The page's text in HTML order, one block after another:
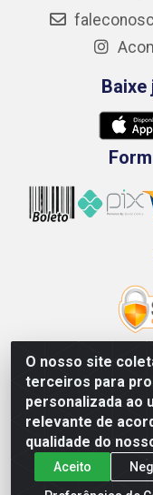
O nosso site
terceiros para
personalizada ao
relevante de
qualidade do
Aceito
Baixe
Rod. BR-101
Recife/PE - CEP